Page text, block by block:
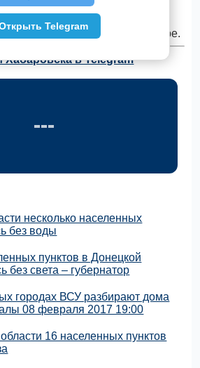
ранее, Украина будет и
свободного
проливе и Азовском море.
Хабаровска в Telegram
несколько населенных
без воды
пунктов в Донецкой
без света – губернатор
городах ВСУ разбирают дома
08 февраля 2017 19:00
16 населенных пунктов
Telegram